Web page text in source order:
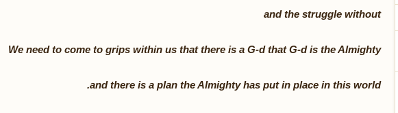
and the struggle without
We need to come to grips within us that there is a G-d that G-d is the Almighty
and there is a plan the Almighty has put in place in this world.